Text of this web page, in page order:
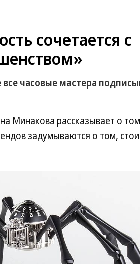
сочетается с
часовые мастера
Минакова рассказывает о
задумываются о том,